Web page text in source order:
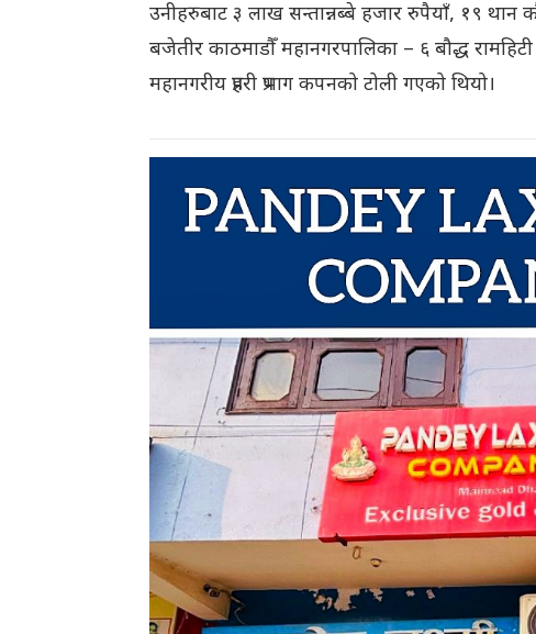
उनीहरुबाट ३ लाख सन्तान्नब्बे हजार रुपैयाँ, १९ थान
बजेतीर काठमाडौँ महानगरपालिका – ६ बौद्ध
महानगरीय प्रहरी प्रभाग कपनको टोली गएको थियो।